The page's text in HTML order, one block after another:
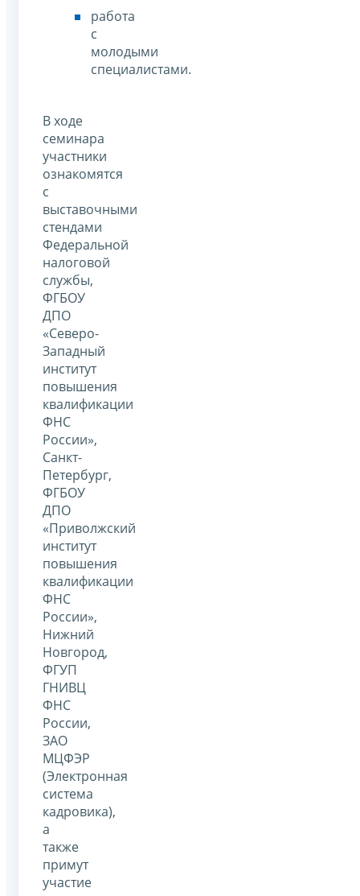
работа
с
молодыми
специалистами.
В ходе
семинара
участники
ознакомятся
с
выставочными
стендами
Федеральной
налоговой
службы,
ФГБОУ
ДПО
«Северо-
Западный
институт
повышения
квалификации
ФНС
России»,
Санкт-
Петербург,
ФГБОУ
ДПО
«Приволжский
институт
повышения
квалификации
ФНС
России»,
Нижний
Новгород,
ФГУП
ГНИВЦ
ФНС
России,
ЗАО
МЦФЭР
(Электронная
система
кадровика),
а
также
примут
участие